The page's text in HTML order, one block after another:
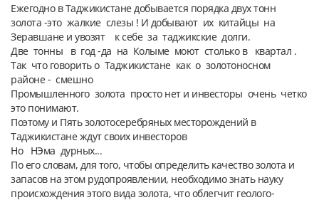
Ежегодно в Таджикистане добывается порядка двух тонн
золота -это  жалкие  слезы ! И добывают  их  китайцы  на
Зеравшане и увозят    к себе  за  таджикские  долги.
Две  тонны   в  год -да  на  Колыме  моют  столько в   квартал .
Так  что говорить о  Таджикистане  как  о  золотоносном
районе -  смешно
Промышленного  золота  просто нет и инвесторы  очень  четко
это понимают.
Поэтому и Пять золотосеребряных месторождений в
Таджикистане ждут своих инвесторов
Но   НЭма  дурных...
По его словам, для того, чтобы определить качество золота и
запасов на этом рудопроявлении, необходимо знать науку
происхождения этого вида золота, что облегчит геолого-